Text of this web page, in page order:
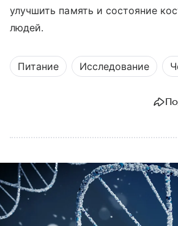
улучшить память и состояние
людей.
Питание Исследование